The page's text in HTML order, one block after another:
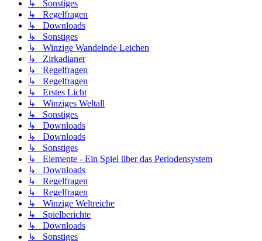
↳ Sonstiges
↳ Regelfragen
↳ Downloads
↳ Sonstiges
↳ Winzige Wandelnde Leichen
↳ Zirkadianer
↳ Regelfragen
↳ Regelfragen
↳ Erstes Licht
↳ Winziges Weltall
↳ Sonstiges
↳ Downloads
↳ Downloads
↳ Sonstiges
↳ Elemente - Ein Spiel über das Periodensystem
↳ Downloads
↳ Regelfragen
↳ Regelfragen
↳ Winzige Weltreiche
↳ Spielberichte
↳ Downloads
↳ Sonstiges